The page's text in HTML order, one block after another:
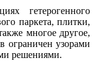
гетерогенного
паркета, плитки,
многое другое,
ограничен узорами
решениями.